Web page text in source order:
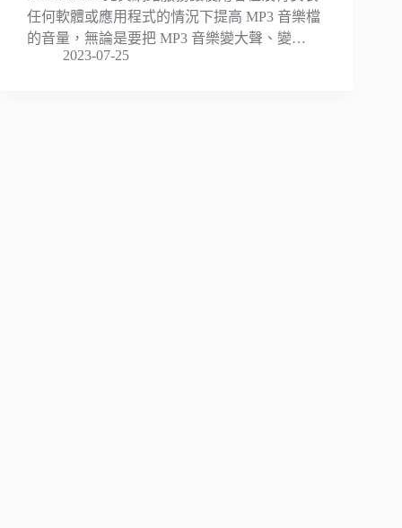
任何軟體或應用程式的情況下提高 MP3 音樂檔
的音量，無論是要把 MP3 音樂變大聲、變…
2023-07-25